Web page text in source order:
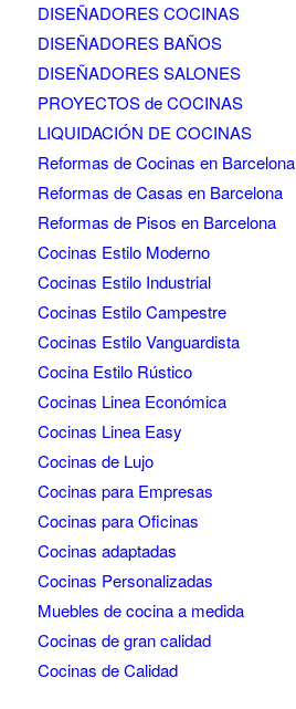
DISEÑADORES COCINAS
DISEÑADORES BAÑOS
DISEÑADORES SALONES
PROYECTOS de COCINAS
LIQUIDACIÓN DE COCINAS
Reformas de Cocinas en Barcelona
Reformas de Casas en Barcelona
Reformas de Pisos en Barcelona
Cocinas Estilo Moderno
Cocinas Estilo Industrial
Cocinas Estilo Campestre
Cocinas Estilo Vanguardista
Cocina Estilo Rústico
Cocinas Linea Económica
Cocinas Linea Easy
Cocinas de Lujo
Cocinas para Empresas
Cocinas para Oficinas
Cocinas adaptadas
Cocinas Personalizadas
Muebles de cocina a medida
Cocinas de gran calidad
Cocinas de Calidad